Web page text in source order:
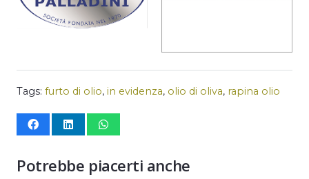
Tags: furto di olio, in evidenza, olio di oliva, rapina olio
Potrebbe piacerti anche